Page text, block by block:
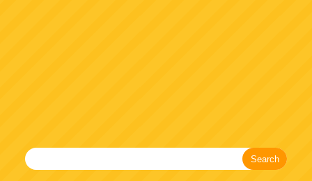
Search